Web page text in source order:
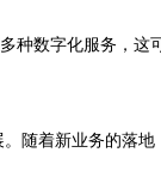
种数字化服务，这
随着新业务的落